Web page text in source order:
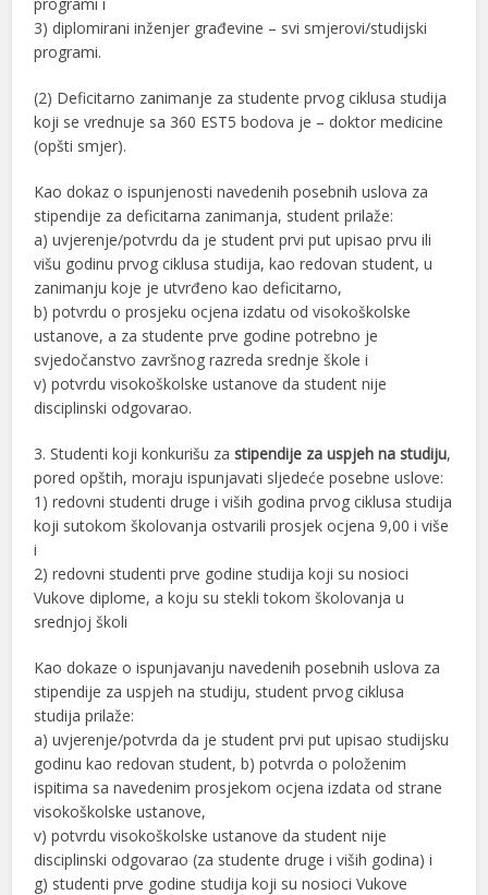
3) diplomirani inženjer građevine – svi smjerovi/studijski
programi.
(2) Deficitarno zanimanje za studente prvog ciklusa studija
koji se vrednuje sa 360 EST5 bodova je – doktor medicine
(opšti smjer).
Kao dokaz o ispunjenosti navedenih posebnih uslova za
stipendije za deficitarna zanimanja, student prilaže:
a) uvjerenje/potvrdu da je student prvi put upisao prvu ili
višu godinu prvog ciklusa studija, kao redovan student, u
zanimanju koje je utvrđeno kao deficitarno,
b) potvrdu o prosjeku ocjena izdatu od visokoškolske
ustanove, a za studente prve godine potrebno je
svjedočanstvo završnog razreda srednje škole i
v) potvrdu visokoškolske ustanove da student nije
disciplinski odgovarao.
3. Studenti koji konkurišu zastipendije za uspjeh na studiju,
pored opštih, moraju ispunjavati sljedeće posebne uslove:
1) redovni studenti druge i viših godina prvog ciklusa studija
koji sutokom školovanja ostvarili prosjek ocjena 9,00 i više
i
2) redovni studenti prve godine studija koji su nosioci
Vukove diplome, a koju su stekli tokom školovanja u
srednjoj školi
Kao dokaze o ispunjavanju navedenih posebnih uslova za
stipendije za uspjeh na studiju, student prvog ciklusa
studija prilaže:
a) uvjerenje/potvrda da je student prvi put upisao studijsku
godinu kao redovan student, b) potvrda o položenim
ispitima sa navedenim prosjekom ocjena izdata od strane
visokoškolske ustanove,
v) potvrdu visokoškolske ustanove da student nije
disciplinski odgovarao (za studente druge i viših godina) i
g) studenti prve godine studija koji su nosioci Vukove